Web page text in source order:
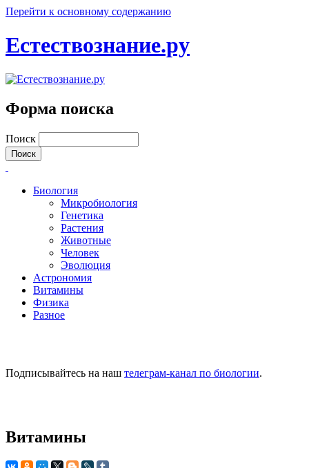
Перейти к основному содержанию
Естествознание.ру
Форма поиска
Поиск
Биология
Микробиология
Генетика
Растения
Животные
Человек
Эволюция
Астрономия
Витамины
Физика
Разное
Подписывайтесь на наш телеграм-канал по биологии.
Витамины